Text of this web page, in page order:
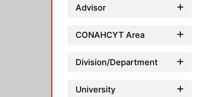
Advisor
CONAHCYT Area
Division/Department
University